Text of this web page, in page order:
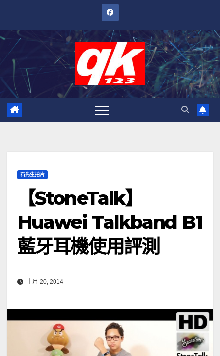
內
石先生拍片
【StoneTalk】
Huawei Talkband B1
藍牙耳機使用評測
十月 20, 2014